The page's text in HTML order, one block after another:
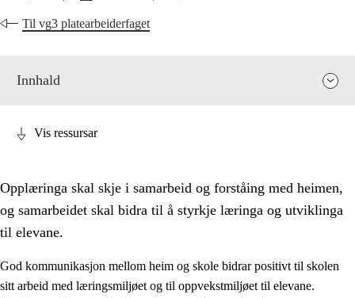
Til vg3 platearbeiderfaget
Innhald
Vis ressursar
Opplæringa skal skje i samarbeid og forståing med heimen,
og samarbeidet skal bidra til å styrkje læringa og utviklinga
til elevane.
God kommunikasjon mellom heim og skole bidrar positivt til skolen
sitt arbeid med læringsmiljøet og til oppvekstmiljøet til elevane.